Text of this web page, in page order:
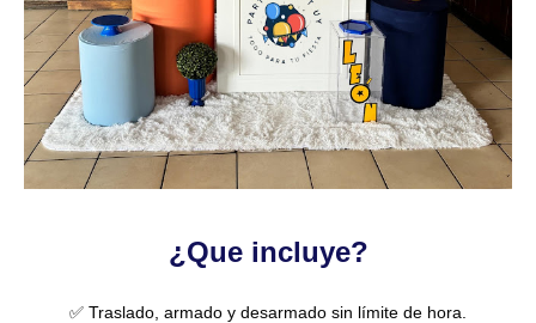
¿Que incluye?
✅ Traslado, armado y desarmado sin límite de hora.